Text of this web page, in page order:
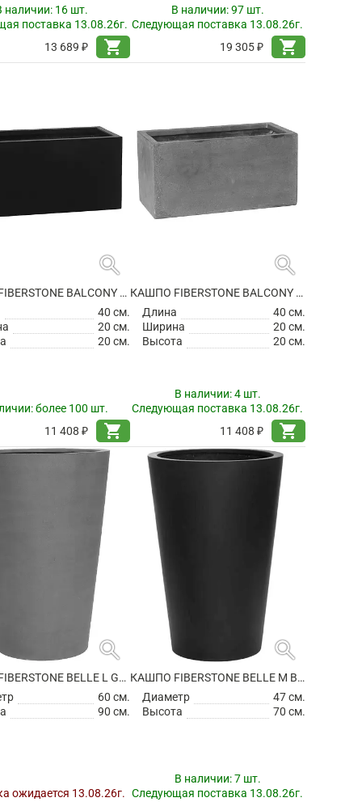
наличии: 16 шт.
поставка 13.08.26г.
13 689 ₽
shopping_cart
В наличии:97 шт.
Следующая поставка 13.08.26г.
19 305 ₽
shopping_cart
search
КАШПО FIBERSTONE BALCONY XS BLACK
40 см.
20 см.
20 см.
более 100 шт.
11 408 ₽
shopping_cart
search
КАШПО FIBERSTONE BALCONY XS GREY
Длина
40 см.
Ширина
20 см.
Высота
20 см.
В наличии:4 шт.
Следующая поставка 13.08.26г.
11 408 ₽
shopping_cart
search
КАШПО FIBERSTONE BELLE L GREY
60 см.
90 см.
ожидается 13.08.26г.
search
КАШПО FIBERSTONE BELLE M BLACK
Диаметр
47 см.
Высота
70 см.
В наличии:7 шт.
Следующая поставка 13.08.26г.